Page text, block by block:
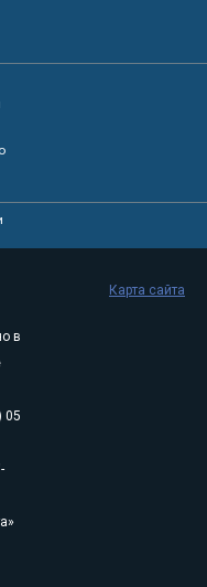
в
05
Карта сайта